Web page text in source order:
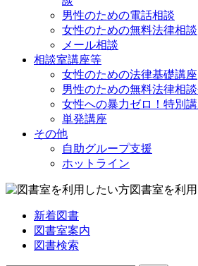
男性のための電話相談
女性のための無料法律相談
メール相談
相談室講座等
女性のための法律基礎講座
男性のための無料法律相
女性への暴力ゼロ！特別
単発講座
その他
自助グループ支援
ホットライン
図書室を利
新着図書
図書室案内
図書検索